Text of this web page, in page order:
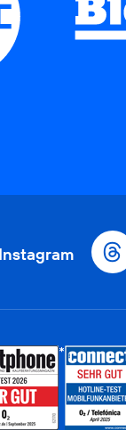
Instagram